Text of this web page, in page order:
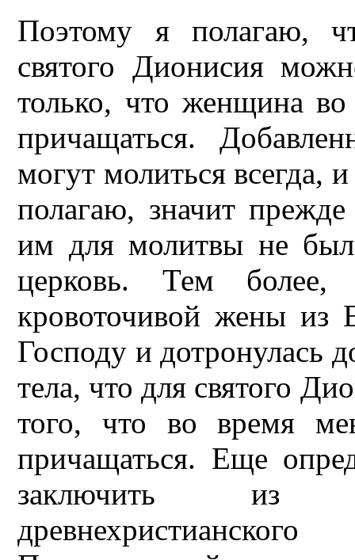
Поэтому я полагаю,
святого Дионисия
только, что женщина
причащаться.
могут молиться всегда,
полагаю, значит
им для молитвы не
церковь. Тем
кровоточивой жены из
Господу и дотронулась
тела, что для святого
того, что во время
причащаться. Еще
заключить из